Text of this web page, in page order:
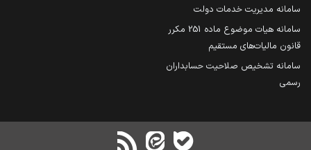
سامانه مدیریت خدمات دولت
سامانه هیات موضوع ماده 251 مکرر
قانون مالیات‌های مستقیم
سامانه تشخیص صلاحیت حسابداران
رسمی